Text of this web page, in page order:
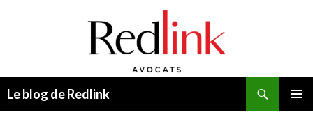
Le blog de Redlink